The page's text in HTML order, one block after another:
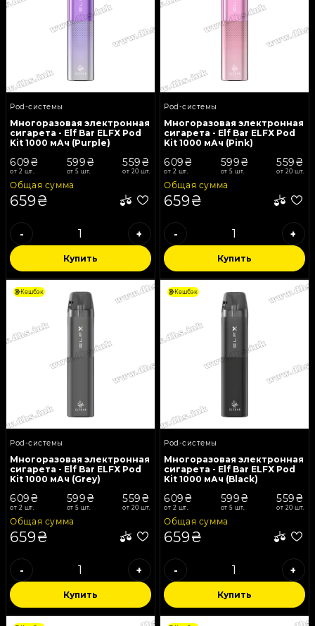
Pod-системы
Многоразовая электронная
сигарета - Elf Bar ELFX Pod
Kit 1000 мАч (Purple)
609₴
от 2 шт.
599₴
от 5 шт.
559₴
от 20 шт.
Общая сумма
659₴
- +
Купить
Pod-системы
Многоразовая электронная
сигарета - Elf Bar ELFX Pod
Kit 1000 мАч (Pink)
609₴
от 2 шт.
599₴
от 5 шт.
559₴
от 20 шт.
Общая сумма
659₴
- +
Купить
Кешбэк
Pod-системы
Многоразовая электронная
сигарета - Elf Bar ELFX Pod
Kit 1000 мАч (Grey)
609₴
от 2 шт.
599₴
от 5 шт.
559₴
от 20 шт.
Общая сумма
659₴
- +
Купить
Кешбэк
Pod-системы
Многоразовая электронная
сигарета - Elf Bar ELFX Pod
Kit 1000 мАч (Black)
609₴
от 2 шт.
599₴
от 5 шт.
559₴
от 20 шт.
Общая сумма
659₴
- +
Купить